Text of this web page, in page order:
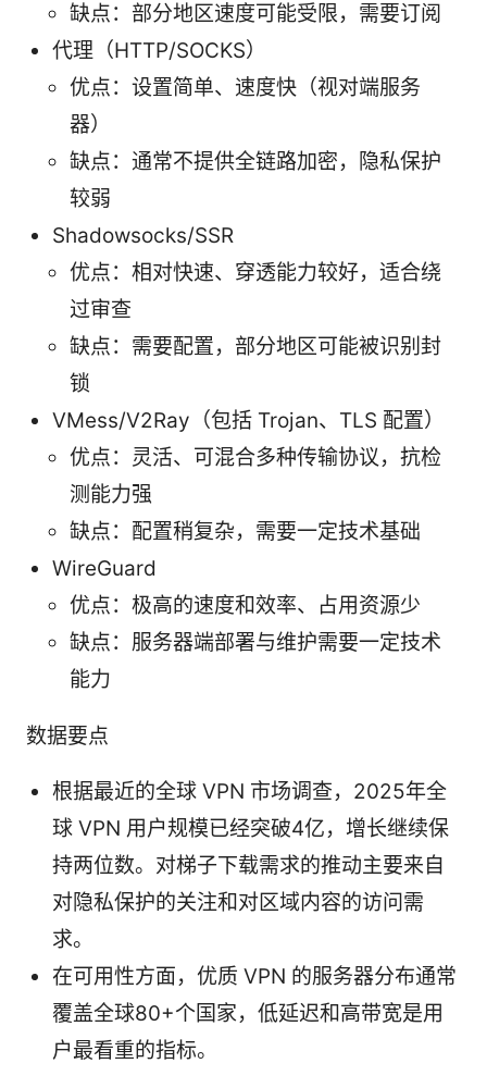
缺点：部分地区速度可能受限，需要订阅
代理（HTTP/SOCKS）
优点：设置简单、速度快（视对端服务
器）
缺点：通常不提供全链路加密，隐私保护
较弱
Shadowsocks/SSR
优点：相对快速、穿透能力较好，适合绕
过审查
缺点：需要配置，部分地区可能被识别封
锁
VMess/V2Ray（包括 Trojan、TLS 配置）
优点：灵活、可混合多种传输协议，抗检
测能力强
缺点：配置稍复杂，需要一定技术基础
WireGuard
优点：极高的速度和效率、占用资源少
缺点：服务器端部署与维护需要一定技术
能力
数据要点
根据最近的全球 VPN 市场调查，2025年全
球 VPN 用户规模已经突破4亿，增长继续保
持两位数。对梯子下载需求的推动主要来自
对隐私保护的关注和对区域内容的访问需
求。
在可用性方面，优质 VPN 的服务器分布通常
覆盖全球80+个国家，低延迟和高带宽是用
户最看重的指标。